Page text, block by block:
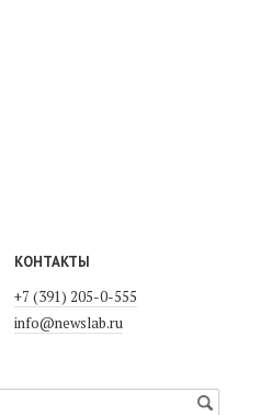
КОНТАКТЫ
+7 (391) 205-0-555
info@newslab.ru